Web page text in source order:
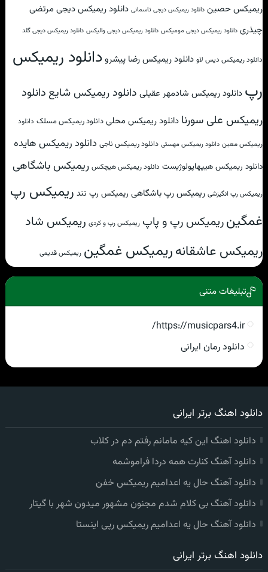
ریمیکس حصین دانلود ریمیکس دیجی تاسمانی دانلود ریمیکس دیجی مرتضی
چیذری دانلود ریمیکس دیجی مومیکس دانلود ریمیکس دیجی والیکس دانلود ریمیکس دیجی گلد
دانلود ریمیکس دیس لاو دانلود ریمیکس رضا پیشرودانلود ریمیکس
رپ دانلود ریمیکس شادمهر عقیلی دانلود ریمیکس شایع دانلود
ریمیکس علی سورنا دانلود ریمیکس محلی دانلود ریمیکس مسلک دانلود
ریمیکس معین دانلود ریمیکس مهستی دانلود ریمیکس ناجی دانلود ریمیکس هایده
دانلود ریمیکس هیپهاپولوژیست دانلود ریمیکس هیچکس ریمیکس باشگاهی
ریمیکس رپ انگیزشی ریمیکس رپ باشگاهی ریمیکس رپ تند ریمیکس رپ
غمگینریمیکس رپ و پاپ ریمیکس رپ و کردی ریمیکس شاد
ریمیکس عاشقانهریمیکس غمگین ریمیکس قدیمی
تبلیغات متنی
https://musicpars4.ir/
دانلود رمان ایرانی
دانلود اهنگ برتر ایرانی
دانلود اهنگ این کیه مامانم رفتم دم در کلاب
دانلود آهنگ کنارت همه دردا فراموشمه
دانلود آهنگ حال یه اعدامیم ریمیکس خفن
دانلود آهنگ بی کلام شدم مجنون مشهور میدون شهر با گیتار
دانلود آهنگ حال یه اعدامیم ریمیکس رپی اینستا
دانلود اهنگ برتر ایرانی